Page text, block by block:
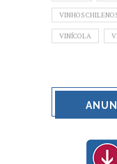
VINHOS
VINÍCOLA